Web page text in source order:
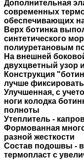
Дополнительная
современных
обеспечивающих
Верх ботинка
синтетического
полиуретановым
На внешней
двухцветный узор
Конструкция
лучше
Улучшенная, с
ноги колодка
полноты
Утеплитель -
Формованная
разной жесткости
Состав подошвы -
термопласт с